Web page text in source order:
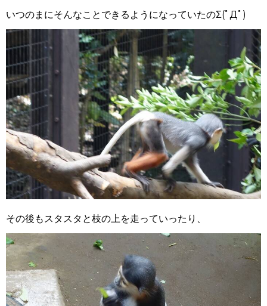
いつのまにそんなことできるようになっていたのΣ(ﾟДﾟ)
その後もスタスタと枝の上を走っていったり、